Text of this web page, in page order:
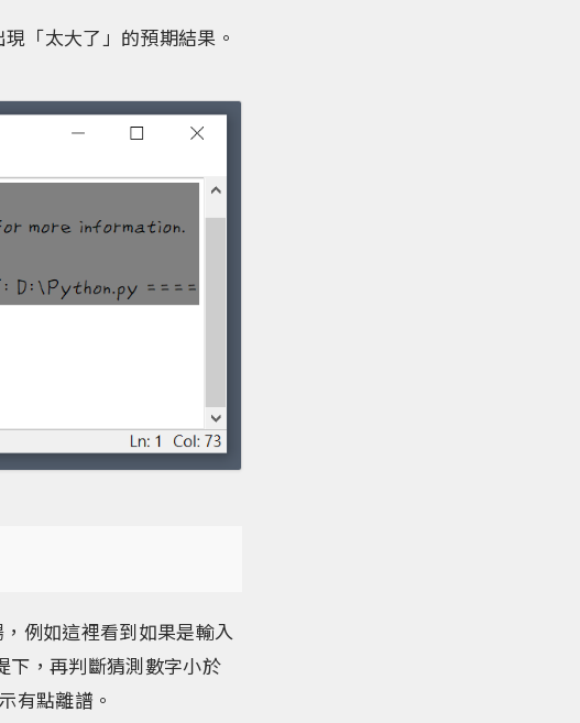
「太大了」的預期結果。
例如這裡看到如果是輸入
下，再判斷猜測數字小於
有點離譜。